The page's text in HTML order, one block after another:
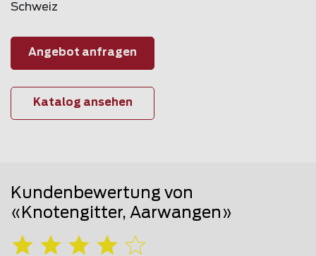
Schweiz
Angebot anfragen
Katalog ansehen
Kundenbewertung von
«Knotengitter, Aarwangen»